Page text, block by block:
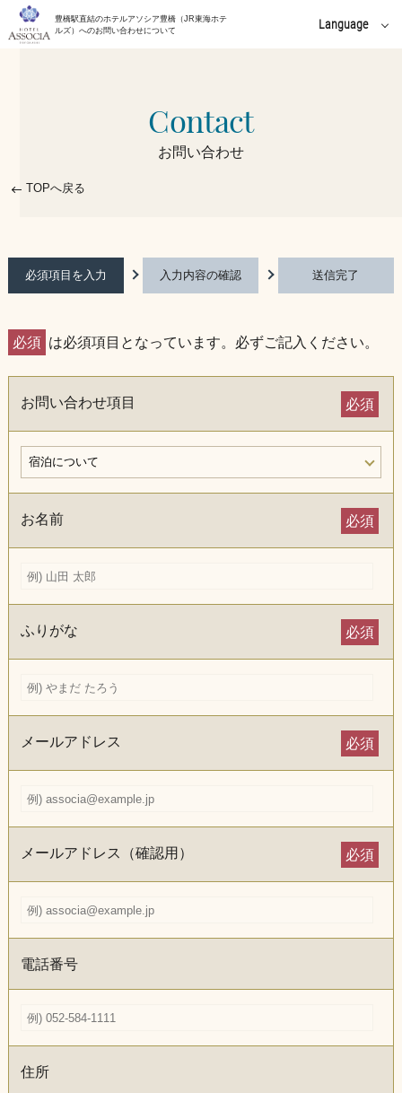
豊橋駅直結のホテルアソシア豊橋（JR東海ホテ
ルズ）へのお問い合わせについて
Language
Contact
お問い合わせ
TOPへ戻る
必須項目を入力 入力内容の確認 送信完了
必須 は必須項目となっています。必ずご記入ください。
お問い合わせ項目 必須
お名前 必須
ふりがな 必須
メールアドレス 必須
メールアドレス（確認用） 必須
電話番号
住所